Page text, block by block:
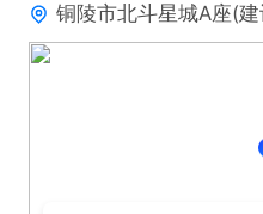
我们提供节日福利、工作
迎有志之士加入！请通过
铜陵市北斗星城A座(